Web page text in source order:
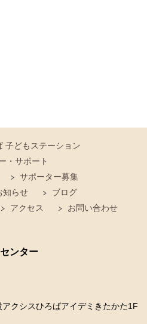
子どもステーション
・サポート
サポーター募集
知らせ
ブログ
アクセス
お問い合わせ
ンター
クシスひろばアイデミきたかた1F